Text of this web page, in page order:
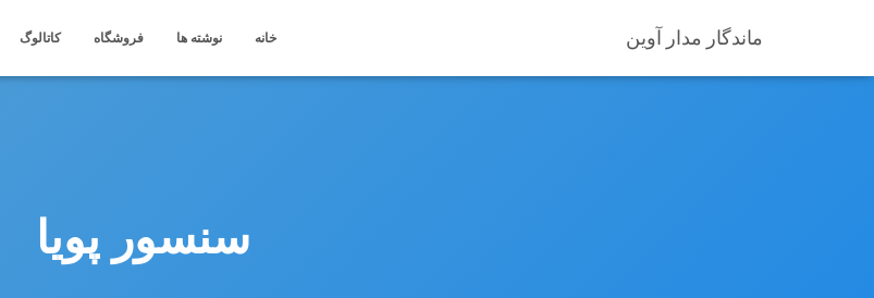
ماندگار مدار آوین خانه نوشته ها فروشگاه کاتالوگ
سنسور پویا